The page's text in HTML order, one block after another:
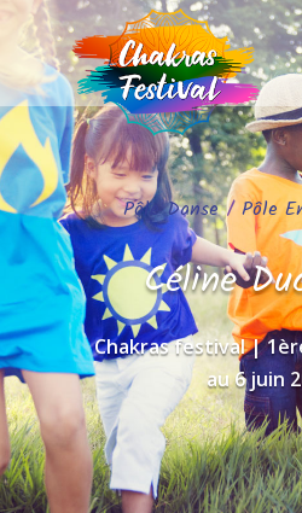
Pôle Danse/ Pôle
Céline
Chakras festival |
au 6 juin